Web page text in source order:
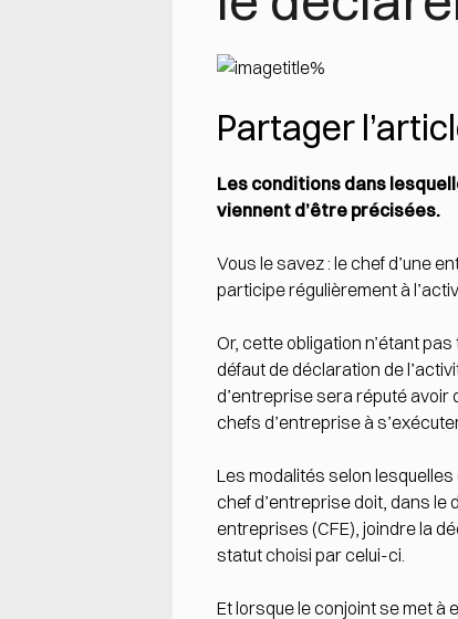
Partager
Les conditions dans
viennent d’être précisées.
Vous le savez : le chef d’une
participe régulièrement à
Or, cette obligation n’étant
défaut de déclaration de
d’entreprise sera réputé avoir
chefs d’entreprise à
Les modalités selon
chef d’entreprise doit, dans le
entreprises (CFE), joindre la
statut choisi par celui-ci.
Et lorsque le conjoint se met à